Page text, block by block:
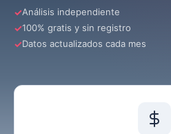
Análisis independiente
100% gratis y sin registro
Datos actualizados cada mes